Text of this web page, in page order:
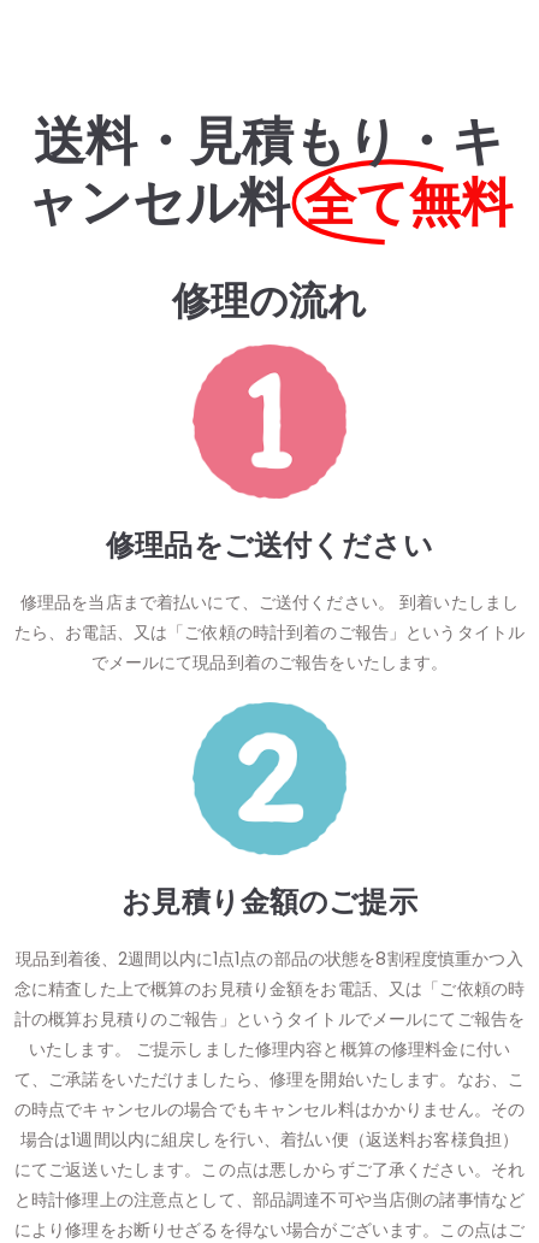
送料・見積もり・キ
ャンセル料全て無料
修理の流れ
修理品をご送付ください
修理品を当店まで着払いにて、ご送付ください。 到着いたしまし
たら、お電話、又は「ご依頼の時計到着のご報告」というタイトル
でメールにて現品到着のご報告をいたします。
お見積り金額のご提示
現品到着後、2週間以内に1点1点の部品の状態を8割程度慎重かつ入
念に精査した上で概算のお見積り金額をお電話、又は「ご依頼の時
計の概算お見積りのご報告」というタイトルでメールにてご報告を
いたします。 ご提示しました修理内容と概算の修理料金に付い
て、ご承諾をいただけましたら、修理を開始いたします。なお、こ
の時点でキャンセルの場合でもキャンセル料はかかりません。その
場合は1週間以内に組戻しを行い、着払い便（返送料お客様負担）
にてご返送いたします。この点は悪しからずご了承ください。それ
と時計修理上の注意点として、部品調達不可や当店側の諸事情など
により修理をお断りせざるを得ない場合がございます。この点はご